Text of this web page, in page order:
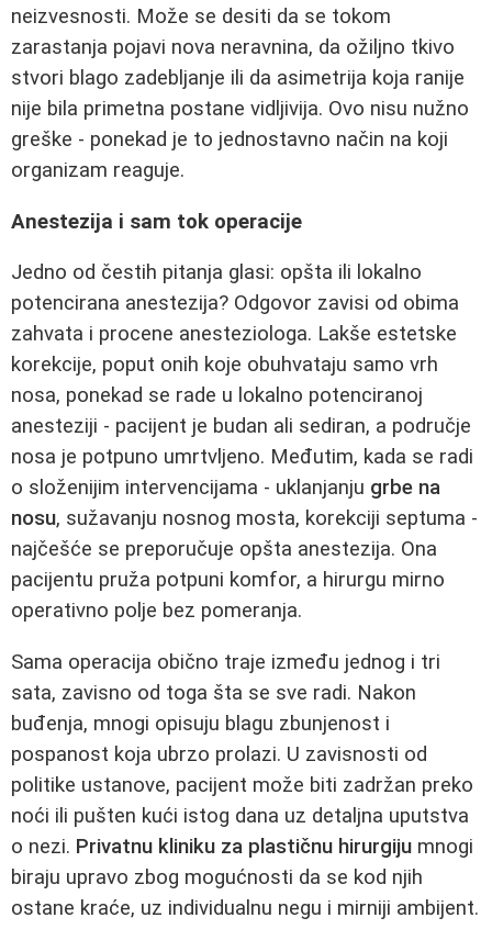
neizvesnosti. Može se desiti da se tokom
zarastanja pojavi nova neravnina, da ožiljno tkivo
stvori blago zadebljanje ili da asimetrija koja ranije
nije bila primetna postane vidljivija. Ovo nisu nužno
greške - ponekad je to jednostavno način na koji
organizam reaguje.
Anestezija i sam tok operacije
Jedno od čestih pitanja glasi: opšta ili lokalno
potencirana anestezija? Odgovor zavisi od obima
zahvata i procene anesteziologa. Lakše estetske
korekcije, poput onih koje obuhvataju samo vrh
nosa, ponekad se rade u lokalno potenciranoj
anesteziji - pacijent je budan ali sediran, a područje
nosa je potpuno umrtvljeno. Međutim, kada se radi
o složenijim intervencijama - uklanjanju grbe na
nosu, sužavanju nosnog mosta, korekciji septuma -
najčešće se preporučuje opšta anestezija. Ona
pacijentu pruža potpuni komfor, a hirurgu mirno
operativno polje bez pomeranja.
Sama operacija obično traje između jednog i tri
sata, zavisno od toga šta se sve radi. Nakon
buđenja, mnogi opisuju blagu zbunjenost i
pospanost koja ubrzo prolazi. U zavisnosti od
politike ustanove, pacijent može biti zadržan preko
noći ili pušten kući istog dana uz detaljna uputstva
o nezi. Privatnu kliniku za plastičnu hirurgiju mnogi
biraju upravo zbog mogućnosti da se kod njih
ostane kraće, uz individualnu negu i mirniji ambijent.